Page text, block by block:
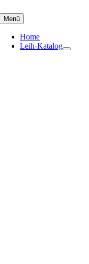
to
content
Menü
Home
Leih-Katalog